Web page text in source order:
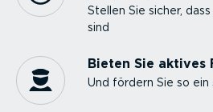
Stellen Sie sicher,
sind
Bieten Sie aktives
Und fördern Sie so